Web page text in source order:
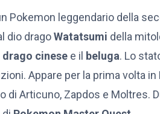
Pokemon leggendario della
dio dragoWatatsumi della
drago cinese e il beluga. Lo
Appare per la prima volta
di Articuno, Zapdos e Moltres.